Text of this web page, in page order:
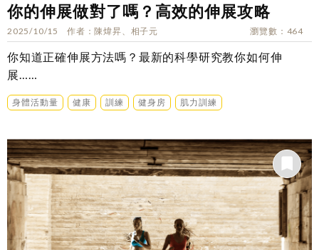
你的伸展做對了嗎？高效的伸展攻略
2025/10/15 作者 陳煒昇、相子元 瀏覽數 464
你知道正確伸展方法嗎？最新的科學研究教你如何伸
展……
身體活動量 健康 訓練 健身房 肌力訓練